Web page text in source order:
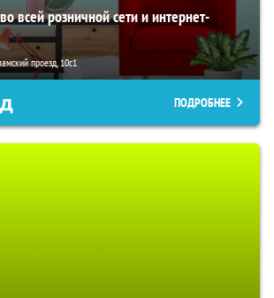
всей розничной сети и интернет-
проезд, 10с1
ПОДРОБНЕЕ